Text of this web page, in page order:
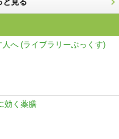
人へ (ライブラリーぶっくす)
効く薬膳